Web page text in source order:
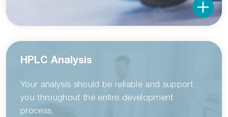
HPLC Analysis
Your analysis should be reliable and support
you throughout the entire development
process.